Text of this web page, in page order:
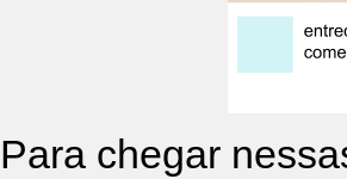
Para chegar